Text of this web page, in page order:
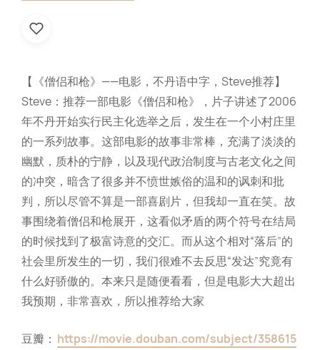
【《僧侣和枪》——电影，不丹语中字，Steve推荐】
Steve：推荐一部电影《僧侣和枪》，片子讲述了2006
年不丹开始实行民主化选举之后，发生在一个小村庄里
的一系列故事。这部电影的故事非常棒，充满了淡淡的
幽默，质朴的宁静，以及现代政治制度与古老文化之间
的冲突，暗含了很多并不愤世嫉俗的温和的讽刺和批
判，所以尽管不算是一部喜剧片，但我却一直在笑。故
事围绕着僧侣和枪展开，这看似矛盾的两个符号在结局
的时候找到了极富诗意的交汇。而从这个相对“落后”的
社会里所发生的一切，我们很难不去反思“发达”究竟有
什么好骄傲的。本来只是随便看看，但是电影大大超出
我预期，非常喜欢，所以推荐给大家
豆瓣： https://movie.douban.com/subject/358615